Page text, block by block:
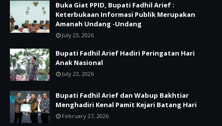
Buka Giat PPID, Bupati Fadhil Arief :
Keterbukaan Informasi Publik Merupakan
Amanah Undang -Undang
July 23, 2026
Bupati Fadhil Arief Hadiri Peringatan Hari
Anak Nasional
July 23, 2026
Bupati Fadhil Arief dan Wabup Bakhtiar
Menghadiri Kenal Pamit Kejari Batang Hari
February 27, 2026